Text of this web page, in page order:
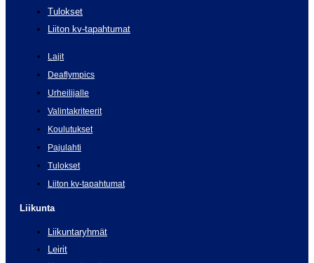
Tulokset
Liiton kv-tapahtumat
Lajit
Deaflympics
Urheilijalle
Valintakriteerit
Koulutukset
Pajulahti
Tulokset
Liiton kv-tapahtumat
Liikunta
Liikuntaryhmät
Leirit